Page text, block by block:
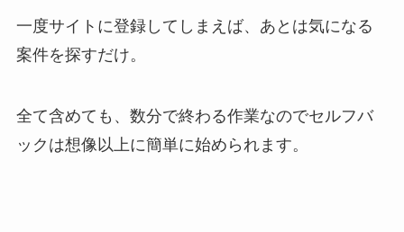
一度サイトに登録してしまえば、あとは気になる
案件を探すだけ。
全て含めても、数分で終わる作業なのでセルフバ
ックは想像以上に簡単に始められます。